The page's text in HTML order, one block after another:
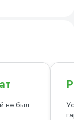
не был